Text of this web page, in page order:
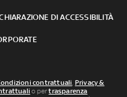
DI ACCESSIBILITÀ
contrattuali, Privacy &
o pertrasparenza